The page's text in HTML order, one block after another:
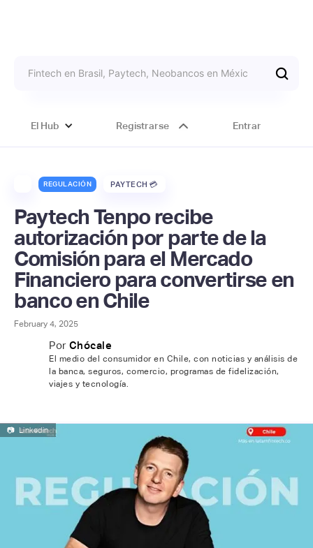
El Hub Registrarse Entrar
REGULACIÓN PAYTECH 💳
Paytech Tenpo recibe
autorización por parte de la
Comisión para el Mercado
Financiero para convertirse en
banco en Chile
February 4, 2025
Por Chócale
El medio del consumidor en Chile, con noticias y análisis de
la banca, seguros, comercio, programas de fidelización,
viajes y tecnología.
📷 Linkedin